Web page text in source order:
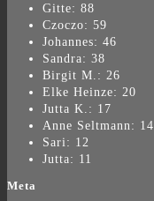
Gitte: 88
Czoczo: 59
Johannes: 46
Sandra: 38
Birgit M.: 26
Elke Heinze: 20
Jutta K.: 17
Anne Seltmann: 14
Sari: 12
Jutta: 11
Meta